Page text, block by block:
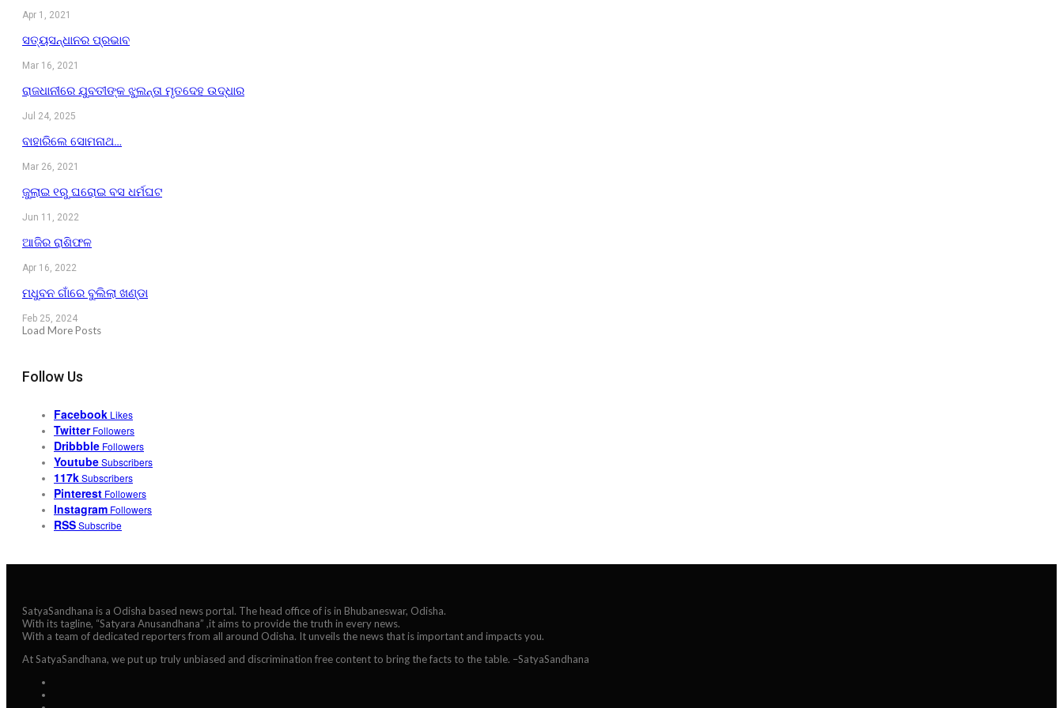
Apr 1, 2021
ସତ୍ୟସନ୍ଧାନର ପ୍ରଭାବ
Mar 16, 2021
ରାଜଧାନୀରେ ଯୁବତୀଙ୍କ ଝୁଲନ୍ତା ମୃତଦେହ ଉଦ୍ଧାର
Jul 24, 2025
ବାହାରିଲେ ସୋମନାଥ…
Mar 26, 2021
ଜୁଲାଇ ୧ରୁ ଘରୋଇ ବସ ଧର୍ମଘଟ
Jun 11, 2022
ଆଜିର ରାଶିଫଳ
Apr 16, 2022
ମଧୁବନ ଗାଁରେ ବୁଲିଲା ଖଣ୍ଡା
Feb 25, 2024
Load More Posts
Follow Us
Facebook Likes
Twitter Followers
Dribbble Followers
YoutubeSubscribers
117kSubscribers
Pinterest Followers
Instagram Followers
RSSSubscribe
SatyaSandhana is a Odisha based news portal. The head office of is in Bhubaneswar, Odisha.
With its tagline, “Satyara Anusandhana” ,it aims to provide the truth in every news.
With a team of dedicated reporters from all around Odisha. It unveils the news that is important and impacts you.
At SatyaSandhana, we put up truly unbiased and discrimination free content to bring the facts to the table. –SatyaSandhana